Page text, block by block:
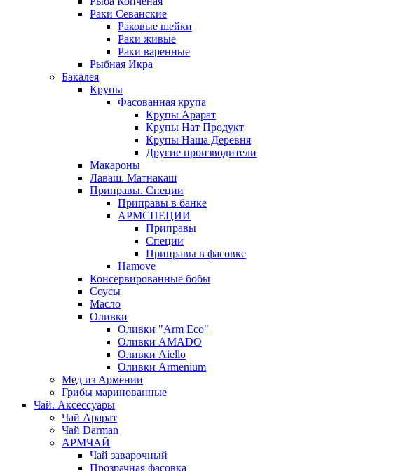
Раки Севанские
Раковые шейки
Раки живые
Раки варенные
Рыбная Икра
Бакалея
Крупы
Фасованная крупа
Крупы Арарат
Крупы Нат Продукт
Крупы Наша Деревня
Другие производители
Макароны
Лаваш. Матнакаш
Приправы. Специи
Приправы в банке
АРМСПЕЦИИ
Приправы
Специи
Приправы в фасовке
Hamove
Консервированные бобы
Соусы
Масло
Оливки
Оливки "Arm Eco"
Оливки AMADO
Оливки Aiello
Оливки Armenium
Мед из Армении
Грибы маринованные
Чай. Аксессуары
Чай Арарат
Чай Darman
АРМЧАЙ
Чай заварочный
Прозрачная фасовка